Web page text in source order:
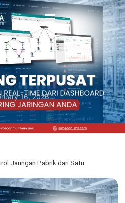
16, 2026
Jaringan Pabrik dari Satu